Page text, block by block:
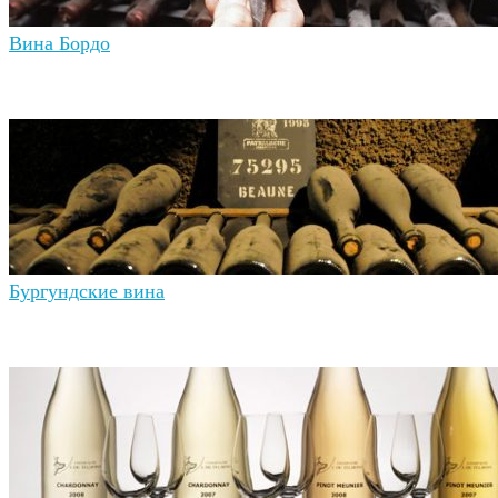
Вина Бордо
Бургундские вина